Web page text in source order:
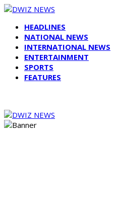
HEADLINES
NATIONAL NEWS
INTERNATIONAL NEWS
ENTERTAINMENT
SPORTS
FEATURES